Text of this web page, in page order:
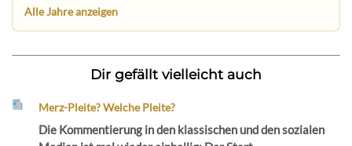
Alle Jahre anzeigen
Dir gefällt vielleicht auch
Merz-Pleite? Welche Pleite?
Die Kommentierung in den klassischen und den sozialen